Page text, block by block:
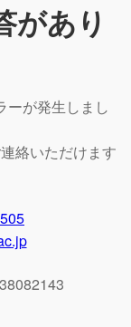
があり
ーが発生しまし
絡いただけます